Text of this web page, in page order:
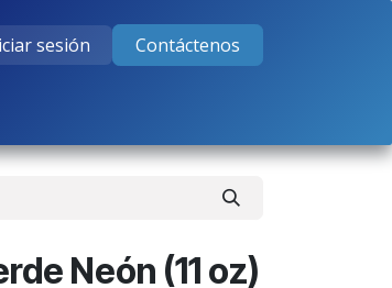
sesión Contáctenos
Neón (11 oz)